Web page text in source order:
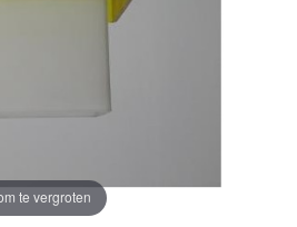
te vergroten